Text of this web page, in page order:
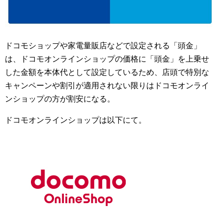
ドコモショップや家電量販店などで設定される「頭金」
は、ドコモオンラインショップの価格に「頭金」を上乗せ
した金額を本体代として設定しているため、店頭で特別な
キャンペーンや割引が適用されない限りはドコモオンライ
ンショップの方が割安になる。
ドコモオンラインショップは以下にて。